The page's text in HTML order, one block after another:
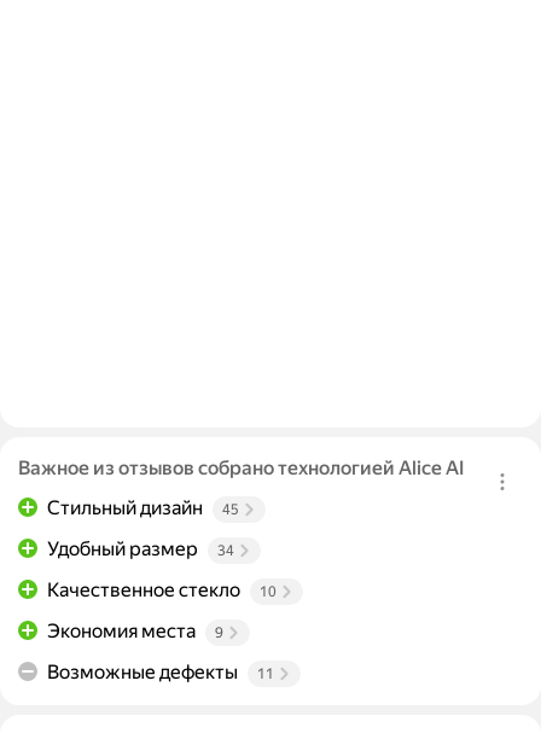
Важное из отзывов собрано технологией Alice AI
Стильный дизайн
45
Удобный размер 34
Качественное стекло 10
Экономия места 9
Возможные дефекты 11